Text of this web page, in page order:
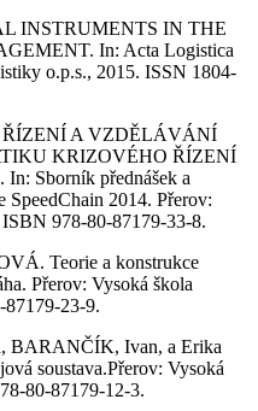
INSTRUMENTS IN THE
In: Acta Logistica
o.p.s., 2015. ISSN 1804-
A VZDĚLÁVÁNÍ
KRIZOVÉHO ŘÍZENÍ
Sborník přednášek a
SpeedChain 2014. Přerov:
978-80-87179-33-8.
Teorie a konstrukce
Přerov: Vysoká škola
23-9.
BARANČÍK, Ivan, a Erika
soustava.Přerov: Vysoká
80-87179-12-3.